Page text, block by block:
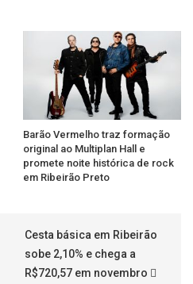
Barão Vermelho traz formação
original ao Multiplan Hall e
promete noite histórica de rock
em Ribeirão Preto
Cesta básica em Ribeirão
sobe 2,10% e chega a
R$720,57 em novembro